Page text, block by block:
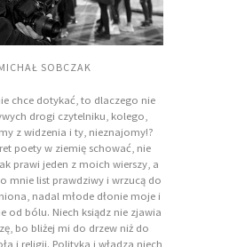
SOBCZAK
chce dotykać, to dlaczego nie
drogi czytelniku, kolego,
z widzenia i ty, nieznajomy!?
poety w ziemię schować, nie
prawi jeden z moich wierszy, a
mnie list prawdziwy i wrzucą do
nadal młode dłonie moje i
od bólu. Niech ksiądz nie zjawia
bo bliżej mi do drzew niż do
i religii. Polityka i władza niech